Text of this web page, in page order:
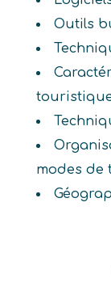
Outils
modes de